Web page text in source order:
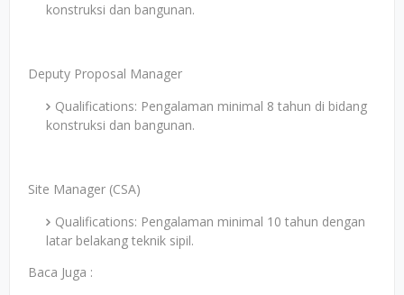
konstruksi dan bangunan.
Deputy Proposal Manager
Qualifications: Pengalaman minimal 8 tahun di bidang
konstruksi dan bangunan.
Site Manager (CSA)
Qualifications: Pengalaman minimal 10 tahun dengan
latar belakang teknik sipil.
Baca Juga :